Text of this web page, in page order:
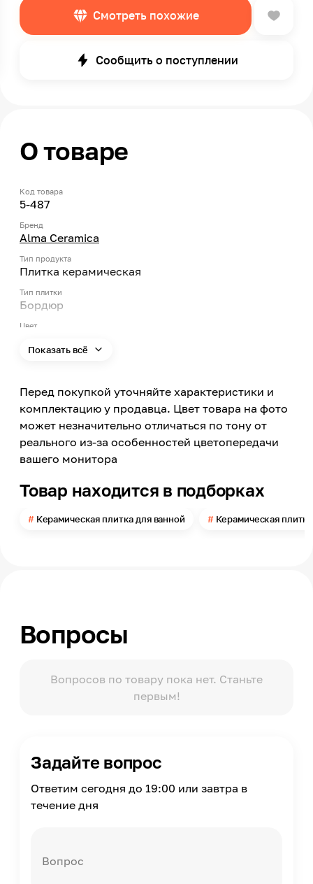
Смотреть похожие
Сообщить о поступлении
О товаре
Код товара
5-487
Бренд
Alma Ceramica
Тип продукта
Плитка керамическая
Тип плитки
Бордюр
Цвет
Модельный ряд
Dalia
Материал
Керамика
Длина
Ширина
Толщина
Поверхность применения
Стена
Показать всё
Перед покупкой уточняйте характеристики и
комплектацию у продавца. Цвет товара на фото
может незначительно отличаться по тону от
реального из-за особенностей цветопередачи
вашего монитора
Товар находится в подборках
Керамическая плитка для ванной Керамическая
Вопросы
Вопросов по товару пока нет. Станьте
первым!
Задайте вопрос
Ответим сегодня до 19:00 или завтра в
течение дня
Вопрос